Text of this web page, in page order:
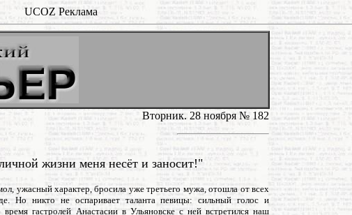
UCOZ Реклама
Вторник. 28 ноября № 182
жизни меня несёт и заносит!"
ужасный характер, бросила уже третьего мужа, отошла от всех
Но никто не оспаривает таланта певицы: сильный голос и
гастролей Анастасии в Ульяновске с ней встретился наш